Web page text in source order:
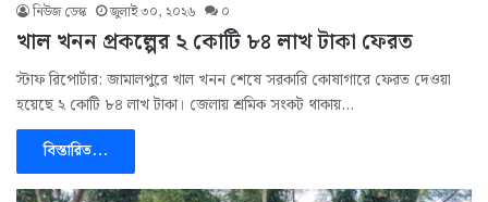
নিউজ ডেস্ক জুলাই ৩০, ২০২৬ ০
খাল খনন প্রকল্পের ২ কোটি ৮৪ লাখ টাকা ফেরত
স্টাফ রিপোর্টার: জামালপুরে খাল খনন শেষে সরকারি কোষাগারে ফেরত দেওয়া
হয়েছে ২ কোটি ৮৪ লাখ টাকা। জেলায় শ্রমিক সংকট থাকায়…
বিস্তারিত...